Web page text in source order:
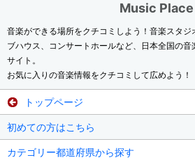
Music Place
音楽ができる場所をクチコミしよう！音楽スタジ
ブハウス、コンサートホールなど、日本全国の
サイト。
お気に入りの音楽情報をクチコミして広めよう！
トップページ
初めての方はこちら
カテゴリー都道府県から探す